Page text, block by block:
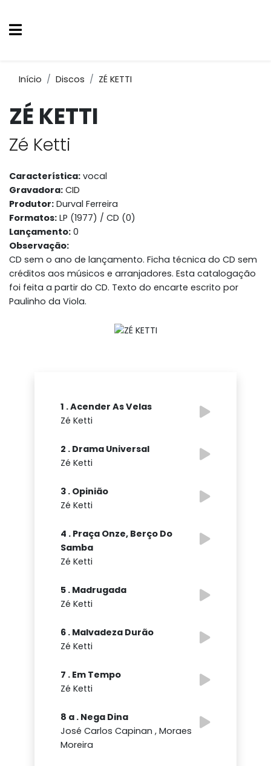
Início Discos ZÉ KETTI
ZÉ KETTI
Zé Ketti
Característica: vocal
Gravadora: CID
Produtor: Durval Ferreira
Formatos: LP (1977) / CD (0)
Lançamento: 0
Observação:
CD sem o ano de lançamento. Ficha técnica do CD sem
créditos aos músicos e arranjadores. Esta catalogação
foi feita a partir do CD. Texto do encarte escrito por
Paulinho da Viola.
1 . Acender As Velas
Zé Ketti
2 . Drama Universal
Zé Ketti
3 . Opinião
Zé Ketti
4 . Praça Onze, Berço Do
Samba
Zé Ketti
5 . Madrugada
Zé Ketti
6 . Malvadeza Durão
Zé Ketti
7 . Em Tempo
Zé Ketti
8 a . Nega Dina
José Carlos Capinan , Moraes
Moreira